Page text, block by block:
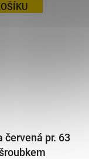
červená pr. 63